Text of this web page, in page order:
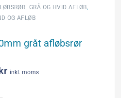
, GRÅ OG HVID AFLØB,
OG AFLØB
gråt afløbsrør
inkl. moms